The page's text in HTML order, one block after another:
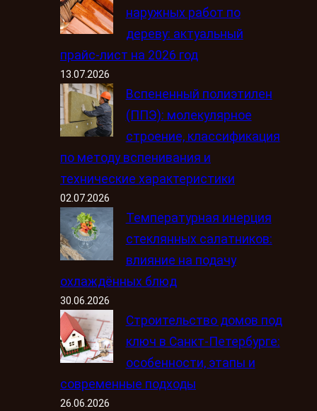
наружных работ по
дереву: актуальный
прайс-лист на 2026 год
13.07.2026
Вспененный полиэтилен
(ППЭ): молекулярное
строение, классификация
по методу вспенивания и
технические характеристики
02.07.2026
Температурная инерция
стеклянных салатников:
влияние на подачу
охлаждённых блюд
30.06.2026
Строительство домов под
ключ в Санкт-Петербурге:
особенности, этапы и
современные подходы
26.06.2026